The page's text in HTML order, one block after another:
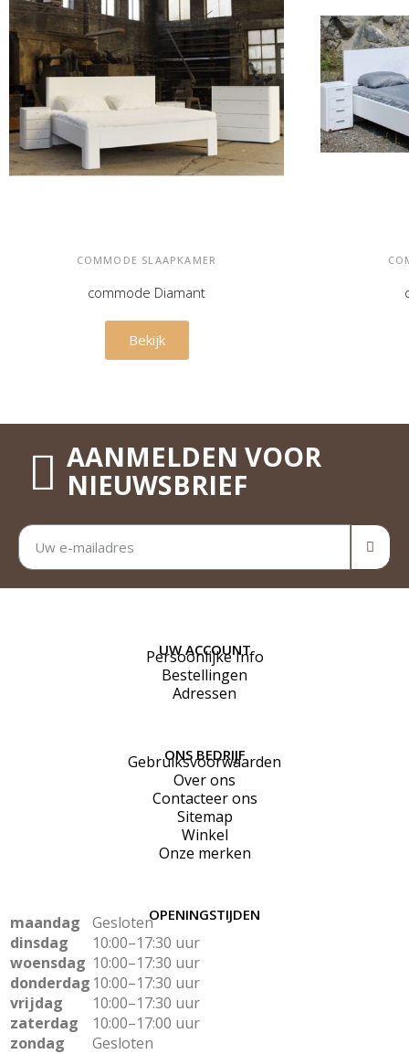
COMMODE SLAAPKAMER
commode Diamant
€ 1.025,00
Bekijk
AANMELDEN VOOR
NIEUWSBRIEF
UW ACCOUNT
Persoonlijke Info
Bestellingen
Adressen
ONS BEDRIJF
Gebruiksvoorwaarden
Over ons
Contacteer ons
Sitemap
Winkel
Onze merken
OPENINGSTIJDEN
maandag
Gesloten
dinsdag
10:00–17:30 uur
woensdag 10:00–17:30 uur
donderdag 10:00–17:30 uur
vrijdag
10:00–17:30 uur
zaterdag
10:00–17:00 uur
zondag
Gesloten